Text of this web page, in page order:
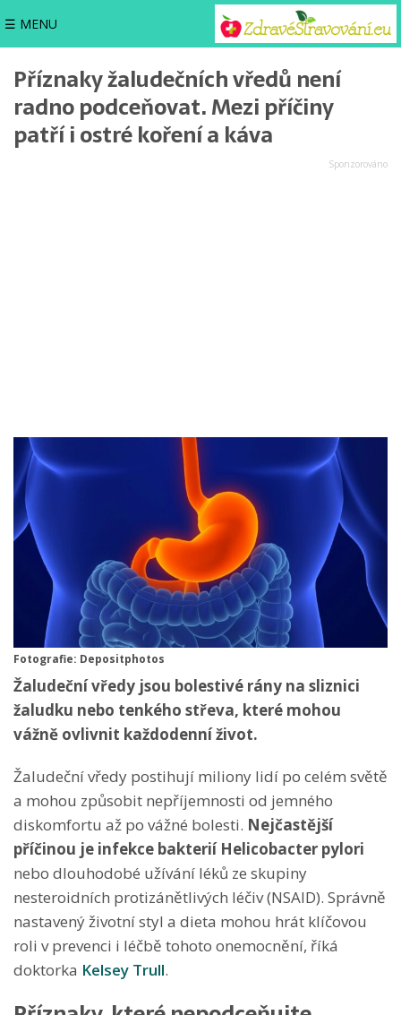
☰ MENU
Příznaky žaludečních vředů není
radno podceňovat. Mezi příčiny
patří i ostré koření a káva
Fotografie: Depositphotos
Žaludeční vředy jsou bolestivé rány na sliznici
žaludku nebo tenkého střeva, které mohou
vážně ovlivnit každodenní život.
Žaludeční vředy postihují miliony lidí po celém světě
a mohou způsobit nepříjemnosti od jemného
diskomfortu až po vážné bolesti. Nejčastější
příčinou je infekce bakterií Helicobacter pylori
nebo dlouhodobé užívání léků ze skupiny
nesteroidních protizánětlivých léčiv (NSAID). Správně
nastavený životní styl a dieta mohou hrát klíčovou
roli v prevenci i léčbě tohoto onemocnění, říká
doktorka Kelsey Trull.